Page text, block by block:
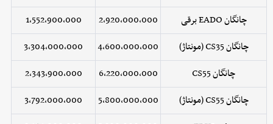
چانگان EADO برقی
2,920,000,000
1,552,900,000
چانگان CS35 (مونتاژ)
4,600,000,000
3,304,000,000
چانگان CS55
6,220,000,000
2,343,900,000
چانگان CS55 (مونتاژ)
5,800,000,000
3,792,000,000